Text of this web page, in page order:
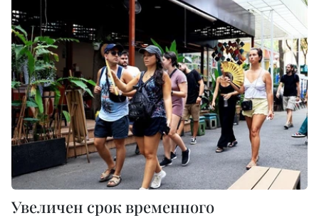
Увеличен срок временного